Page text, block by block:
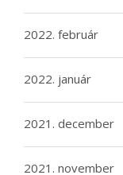
2022. február
2022. január
2021. december
2021. november